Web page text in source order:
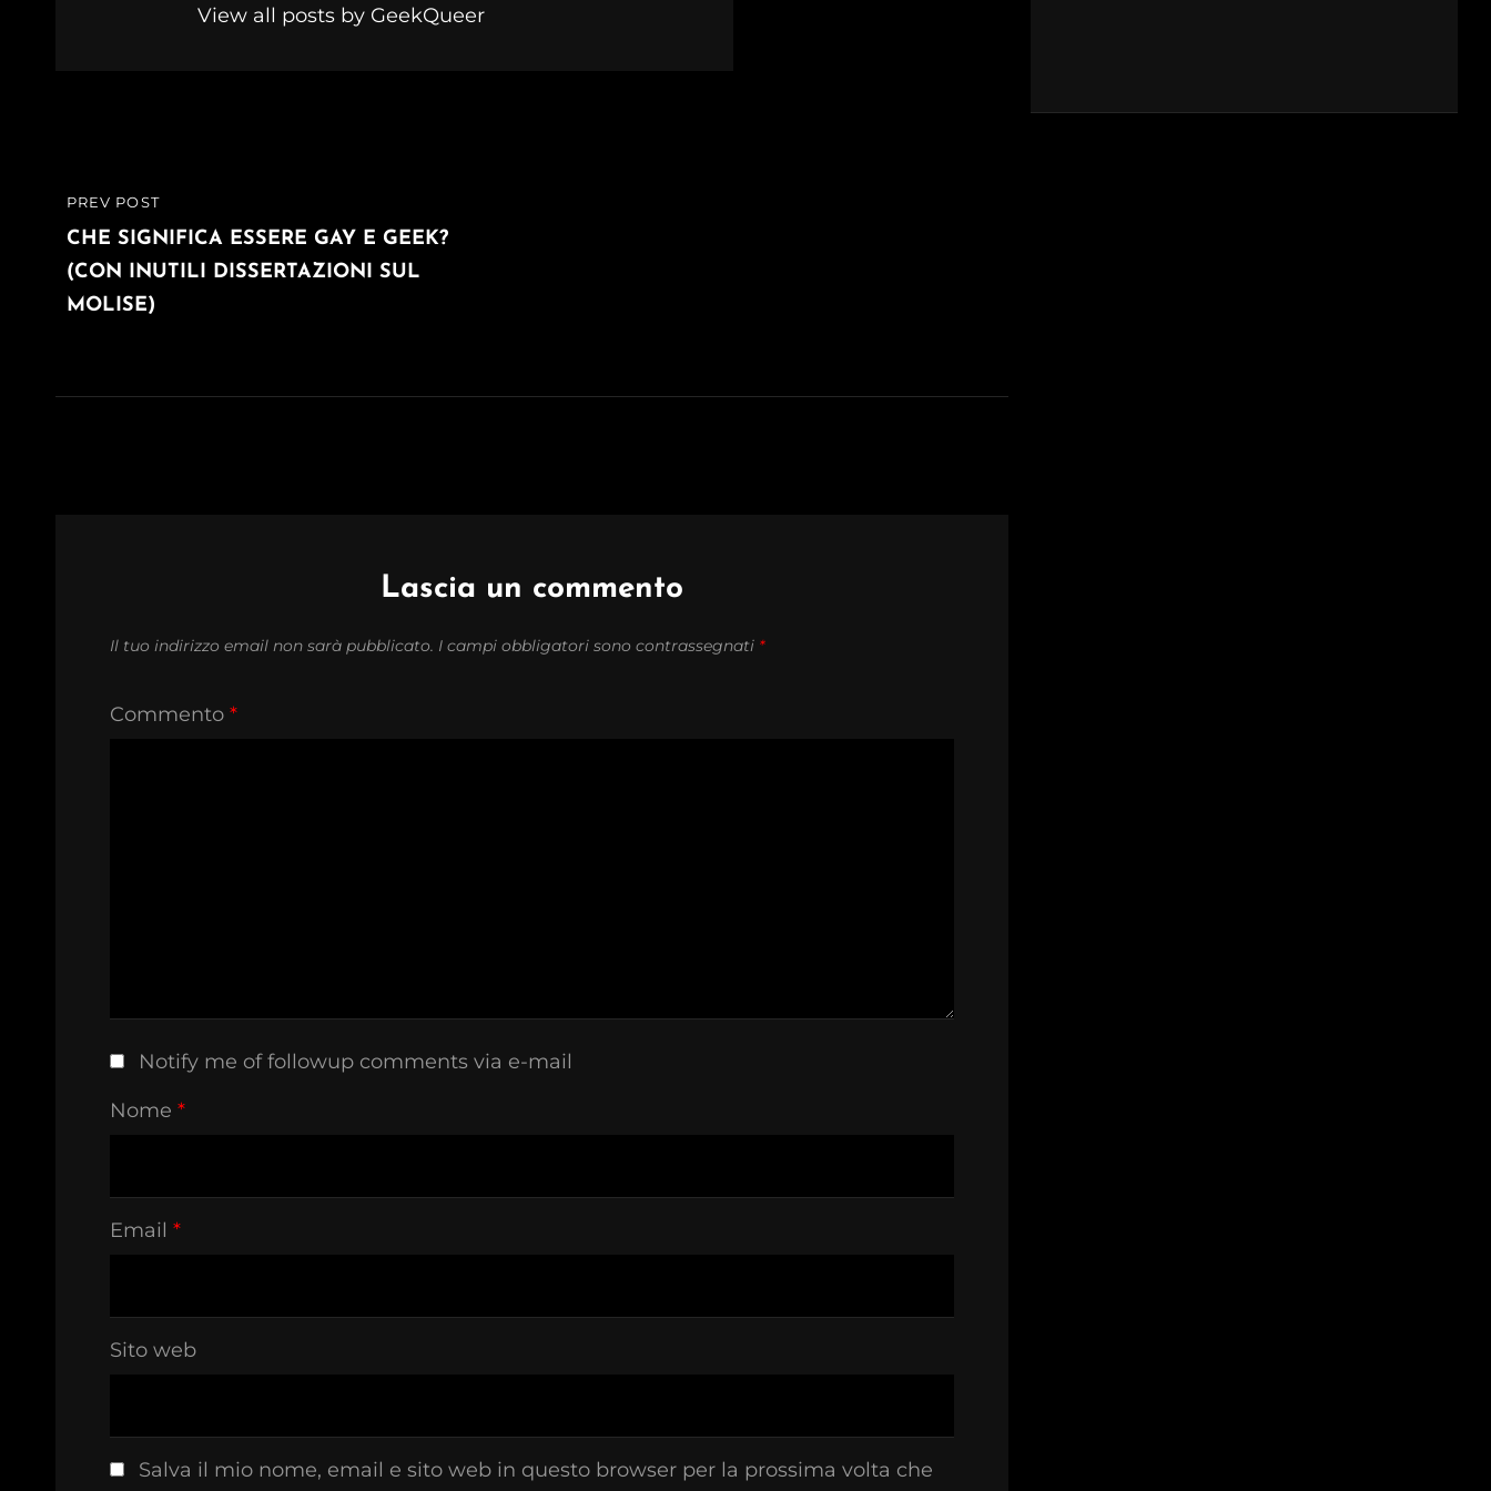
View all posts by GeekQueer
Navigazione
articoli
PREVIOUS
POST
PREV POST
CHE SIGNIFICA ESSERE GAY E GEEK?
(CON INUTILI DISSERTAZIONI SUL
MOLISE)
Lascia un commento
Il tuo indirizzo email non sarà pubblicato. I campi obbligatori sono contrassegnati *
Commento *
Notify me of followup comments via e-mail
Nome *
Email *
Sito web
Salva il mio nome, email e sito web in questo browser per la prossima volta che